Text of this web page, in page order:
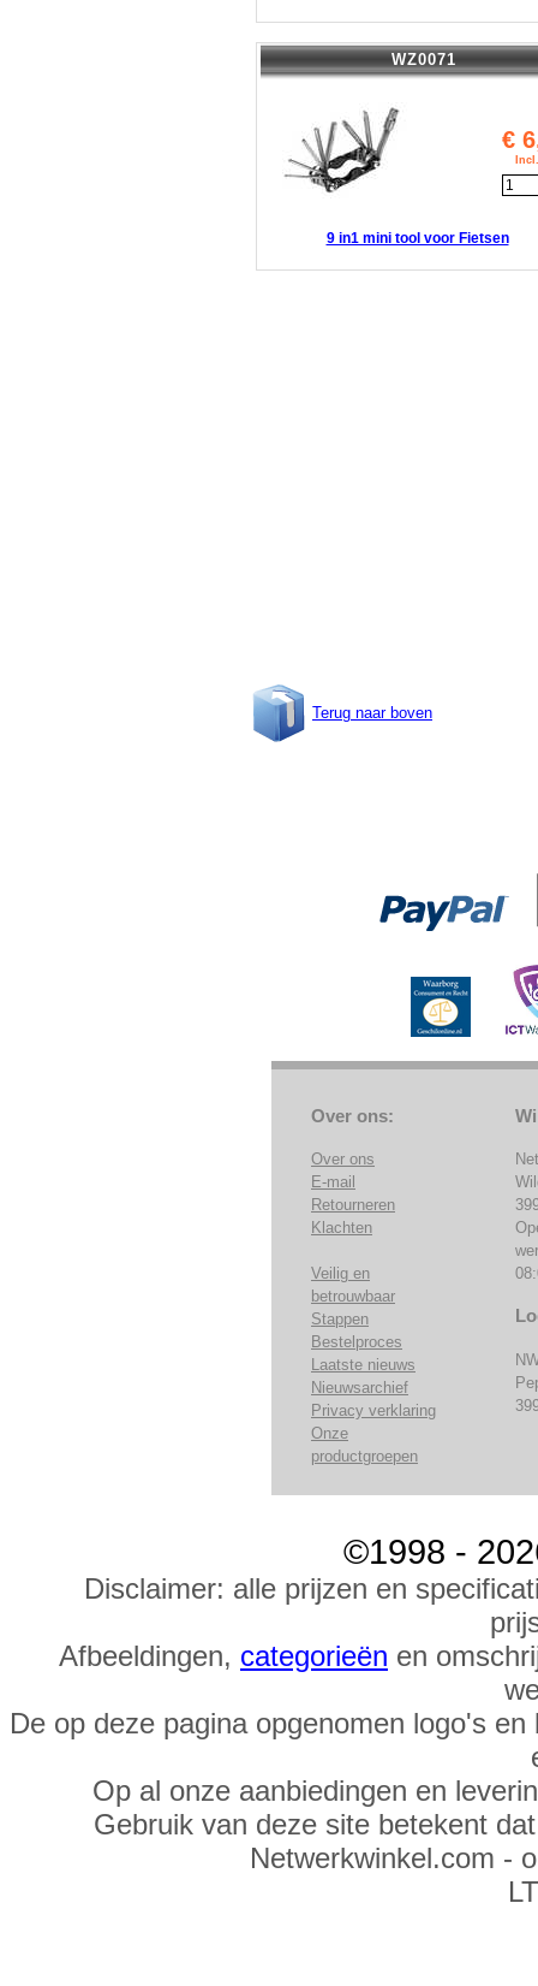
WZ0071
€
9 in1 mini tool voor Fietsen
Terug naar boven
Over ons:
Over ons
E-mail
Retourneren
Klachten
Veilig en
betrouwbaar
Stappen
Bestelproces
Laatste nieuws
Nieuwsarchief
Privacy verklaring
Onze
productgroepen
©1998 -
Disclaimer: alle prijzen en
Afbeeldingen, categorieën en
De op deze pagina opgenomen logo's
Op al onze aanbiedingen en
Gebruik van deze site betekent
Netwerkwinkel.com -